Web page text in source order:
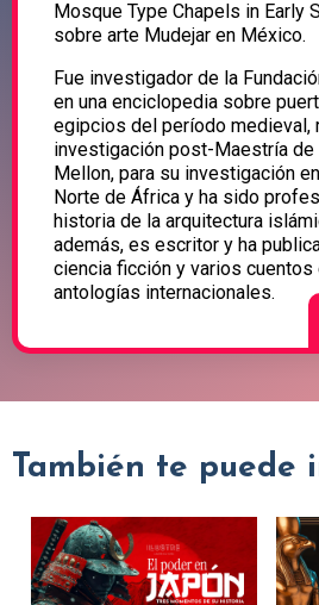
Mosque Type Chapels in Early
sobre arte Mudejar en México.
Fue investigador de la
en una enciclopedia sobre
egipcios del período medieval,
investigación post-Maestría de
Mellon, para su investigación
Norte de África y ha sido
historia de la arquitectura
además, es escritor y ha
ciencia ficción y varios
antologías internacionales.
También te puede